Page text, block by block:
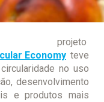
Economy teve
no uso
desenvolvimento
e produtos mais